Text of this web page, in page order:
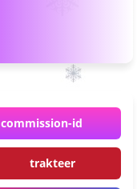
commission-id
trakteer